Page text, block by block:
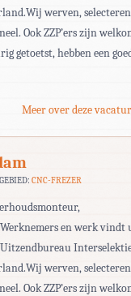
werven,
Ook ZZP’ers zijn
getoetst, hebben een
Meer over deze
CNC-FREZER
en werk vindt
werven,
Ook ZZP’ers zijn